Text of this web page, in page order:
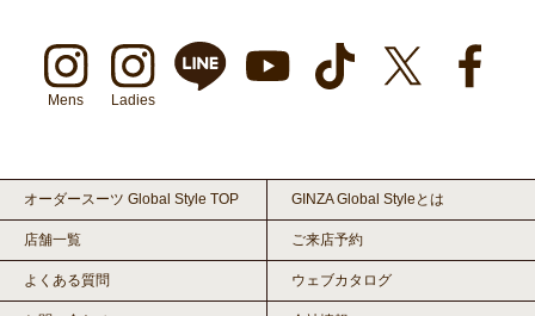
Mens Ladies
オーダースーツ Global Style TOP GINZA Global Styleとは
店舗一覧 ご来店予約
よくある質問 ウェブカタログ